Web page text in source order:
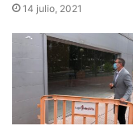
14 julio, 2021